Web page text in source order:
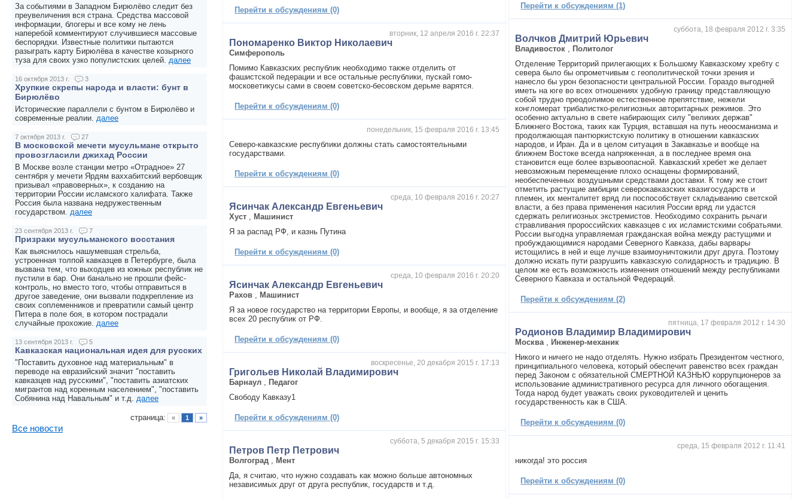
Перейти к обсуждениям (0)
вторник, 12 апреля 2016 г. 22:37
Пономаренко Виктор Николаевич
Симферополь
Помимо Кавказских республик необходимо также отделить от
фашистской педерации и все остальные республики, пускай гомо-
московетикусы сами в своем советско-бесовском дерьме варятся.
Перейти к обсуждениям (0)
понедельник, 15 февраля 2016 г. 13:45
Северо-кавказские республики должны стать самостоятельными
государствами.
Перейти к обсуждениям (0)
среда, 10 февраля 2016 г. 20:27
Ясинчак Александр Евгеньевич
Хуст
Машинист
Я за распад РФ, и казнь Путина
Перейти к обсуждениям (0)
среда, 10 февраля 2016 г. 20:20
Ясинчак Александр Евгеньевич
Рахов
Машинист
Я за новое государство на территории Европы, и вообще, я за отделение
всех 20 республик от РФ.
Перейти к обсуждениям (0)
воскресенье, 20 декабря 2015 г. 17:13
Григольев Николай Владимирович
Барнаул
Педагог
Свободу Кавказу1
Перейти к обсуждениям (0)
суббота, 5 декабря 2015 г. 15:33
Петров Петр Петрович
Волгоград
Мент
Да, я считаю, что нужно создавать как можно больше автономных
независимых друг от друга республик, государств и т.д.
Перейти к обсуждениям (1)
суббота, 18 февраля 2012 г. 3:35
Волчков Дмитрий Юрьевич
Владивосток
Политолог
Отделение Территорий прилегающих к Большому Кавказскому хребту с
севера было бы опрометчивым с геополитической точки зрения и
нанесло бы урон безопасности центральной России. Гораздо выгодней
иметь на юге во всех отношениях удобную границу представляющую
собой трудно преодолимое естественное препятствие, нежели
конгломерат трибалистко-религиозных авторитарных режимов. Это
особенно актуально в свете набирающих силу "великих держав"
Ближнего Востока, таких как Турция, вставшая на путь неоосманизма и
продолжающая пантюркистскую политику в отношении кавказских
народов, и Иран. Да и в целом ситуация в Закавказье и вообще на
ближнем Востоке всегда напряженная, а в последнее время она
становится еще более взрывоопасной. Кавказский хребет же делает
невозможным перемещение плохо оснащены формирований,
необеспеченных воздушными средствами доставки. К тому же стоит
отметить растущие амбиции северокавказских квазигосударств и
племен, их менталитет вряд ли поспособствует складыванию светской
власти, а без права применения насилия России вряд ли удастся
сдержать религиозных экстремистов. Необходимо сохранить рычаги
стравливания пророссийских кавказцев с их исламистскими собратьями.
России выгодна управляемая гражданская война между растущими и
пробуждающимися народами Северного Кавказа, дабы варвары
истощились в ней и еще лучше взаимоуничтожили друг друга. Поэтому
должно искать пути разрушить кавказскую солидарность и традицию. В
целом же есть возможность изменения отношений между республиками
Северного Кавказа и остальной Федераций.
Перейти к обсуждениям (2)
пятница, 17 февраля 2012 г. 14:30
Родионов Владимир Владимирович
Москва ,Инженер-механик
Никого и ничего не надо отделять. Нужно избрать Президентом честного,
принципиального человека, который обеспечит равенство всех граждан
перед Законом с обязательной СМЕРТНОЙ КАЗНЬЮ коррупционеров за
использование административного ресурса для личного обогащения.
Тогда народ будет уважать своих руководителей и ценить
государственность как в США.
Перейти к обсуждениям (0)
среда, 15 февраля 2012 г. 11:41
никогда! это россия
Перейти к обсуждениям (0)
За событиями в Западном Бирюлёво следит без
преувеличения вся страна. Средства массовой
информации, блогеры и все кому не лень
наперебой комментируют случившиеся массовые
беспорядки. Известные политики пытаются
разыграть карту Бирюлёва в качестве козырного
туза для своих узко популистских целей. далее
16 октября 2013 г. 3
Хрупкие скрепы народа и власти: бунт в
Бирюлёво
Исторические параллели с бунтом в Бирюлёво и
современные реалии. далее
7 октября 2013 г. 27
В московской мечети мусульмане открыто
провозгласили джихад России
В Москве возле станции метро «Отрадное» 27
сентября у мечети Ярдям ваххабитский вербовщик
призывал «правоверных», к созданию на
территории России исламского халифата. Также
Россия была названа недружественным
государством. далее
23 сентября 2013 г. 7
Призраки мусульманского восстания
Как выяснилось нашумевшая стрельба,
устроенная толпой кавказцев в Петербурге, была
вызвана тем, что выходцев из южных республик не
пустили в бар. Они банально не прошли фейс-
контроль, но вместо того, чтобы отправиться в
другое заведение, они вызвали подкрепление из
своих соплеменников и превратили самый центр
Питера в поле боя, в котором пострадали
случайные прохожие. далее
13 сентября 2013 г. 5
Кавказская национальная идея для русских
"Поставить духовное над материальным" в
переводе на евразийский значит "поставить
кавказцев над русскими", "поставить азиатских
мигрантов над коренным населением", "поставить
Собянина над Навальным" и т.д. далее
страница: « 1 »
Все новости